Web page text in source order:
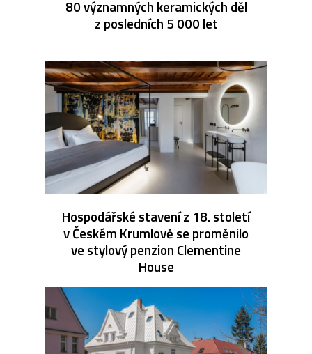
80 významných keramických děl
z posledních 5 000 let
Hospodářské stavení z 18. století
v Českém Krumlově se proměnilo
ve stylový penzion Clementine
House